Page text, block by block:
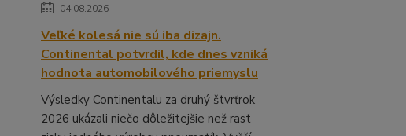
04.08.2026
Veľké kolesá nie sú iba dizajn.
Continental potvrdil, kde dnes vzniká
hodnota automobilového priemyslu
Výsledky Continentalu za druhý štvrťrok
2026 ukázali niečo dôležitejšie než rast